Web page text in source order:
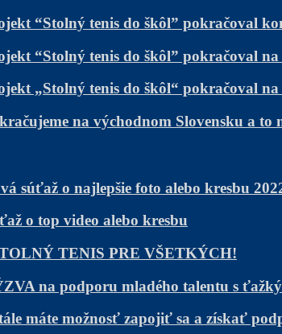
“Stolný tenis do škôl” pokračoval
“Stolný tenis do škôl” pokračoval
„Stolný tenis do škôl“ pokračoval
na východnom Slovensku a
súťaž o najlepšie foto alebo kresbu
o top video alebo kresbu
TENIS PRE VŠETKÝCH!
na podporu mladého talentu s
máte možnosť zapojiť sa a získať